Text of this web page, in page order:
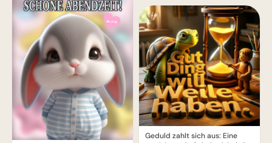
Geduld zahlt sich aus: Eine